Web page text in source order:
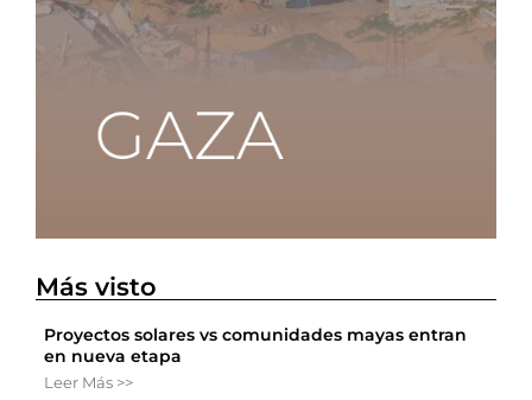
Más visto
Proyectos solares vs comunidades mayas entran
en nueva etapa
Leer Más >>